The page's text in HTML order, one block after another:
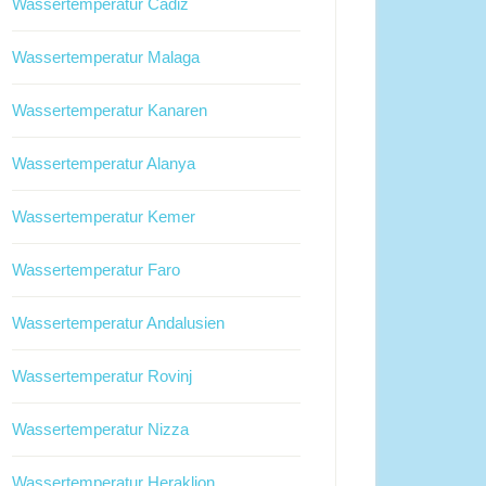
Wassertemperatur Cadiz
Wassertemperatur Malaga
Wassertemperatur Kanaren
Wassertemperatur Alanya
Wassertemperatur Kemer
Wassertemperatur Faro
Wassertemperatur Andalusien
Wassertemperatur Rovinj
Wassertemperatur Nizza
Wassertemperatur Heraklion